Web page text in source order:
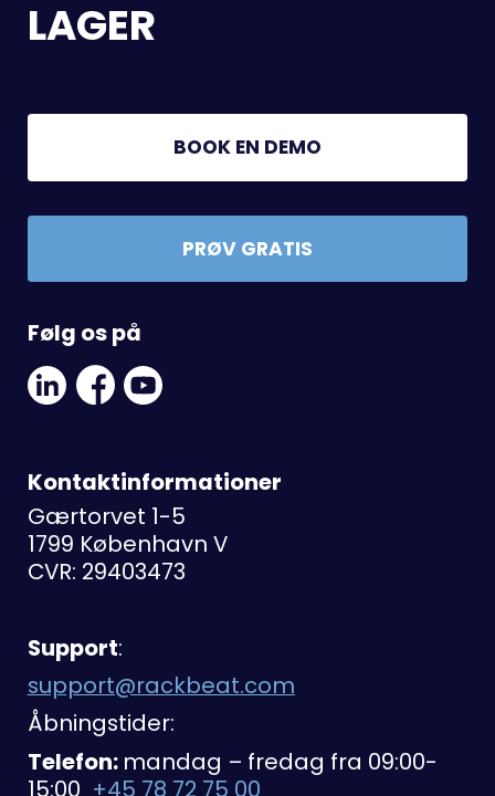
LAGER
BOOK EN DEMO
PRØV GRATIS
Følg os på
Linkedin
Social
Link
Facebook
Social
Link
Youtube
Link
Kontaktinformationer
Gærtorvet 1-5
1799 København V
CVR: 29403473
Support:
support@rackbeat.com
Åbningstider:
Telefon: mandag – fredag fra 09:00-
15:00 +45 78 72 75 00